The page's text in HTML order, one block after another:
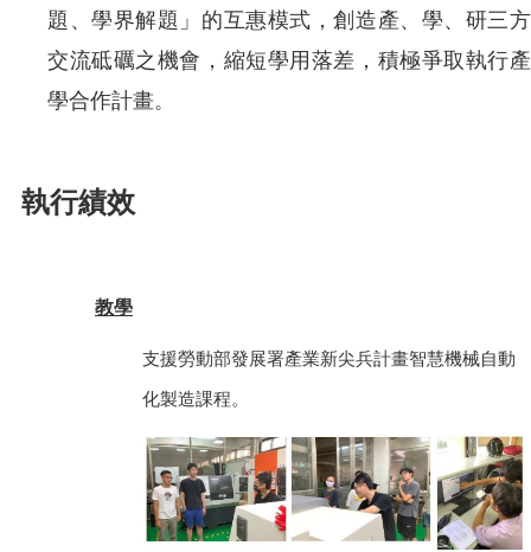
題、學界解題」的互惠模式，創造產、學、研三方
交流砥礪之機會 ， 縮短學用落差 ，積極爭取執行產
學合作計畫。
執行績效
教學
支援勞動部發展署產業新尖兵計畫智慧機械自動
化製造課程。